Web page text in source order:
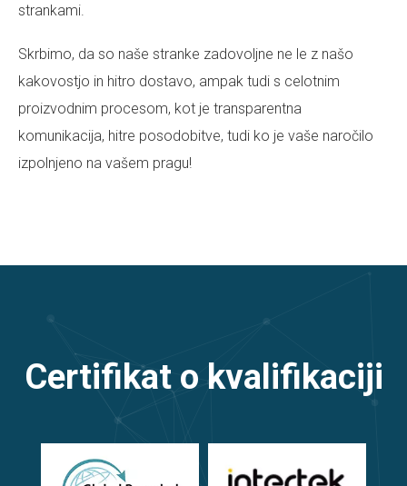
strankami.
Skrbimo, da so naše stranke zadovoljne ne le z našo
kakovostjo in hitro dostavo, ampak tudi s celotnim
proizvodnim procesom, kot je transparentna
komunikacija, hitre posodobitve, tudi ko je vaše naročilo
izpolnjeno na vašem pragu!
Certifikat o kvalifikaciji